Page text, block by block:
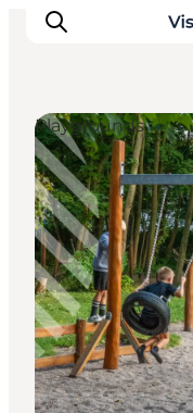
Inspiration
Resmål
Aktiviteter
Övernatta
Planera resan
Playgrounds